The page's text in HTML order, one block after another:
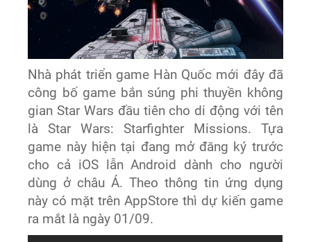
Nhà phát triển game Hàn Quốc mới đây đã
công bố game bắn súng phi thuyền không
gian Star Wars đầu tiên cho di động với tên
là Star Wars: Starfighter Missions. Tựa
game này hiện tại đang mở đăng ký trước
cho cả iOS lẫn Android dành cho người
dùng ở châu Á. Theo thông tin ứng dụng
này có mặt trên AppStore thì dự kiến game
ra mắt là ngày 01/09.